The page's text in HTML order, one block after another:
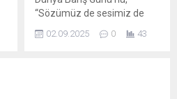
gece boyunca karadan ve
havadan çalışma...
“Sözümüz de sesimiz de
barış için” sloganıyla
düzenlediği etkinlikle kutladı.
02.09.2025 0 43